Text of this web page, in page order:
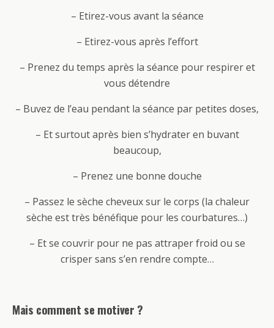
– Etirez-vous avant la séance
– Etirez-vous après l’effort
– Prenez du temps après la séance pour respirer et
vous détendre
– Buvez de l’eau pendant la séance par petites doses,
– Et surtout après bien s’hydrater en buvant
beaucoup,
– Prenez une bonne douche
– Passez le sèche cheveux sur le corps (la chaleur
sèche est très bénéfique pour les courbatures…)
– Et se couvrir pour ne pas attraper froid ou se
crisper sans s’en rendre compte…
Mais comment se motiver ?